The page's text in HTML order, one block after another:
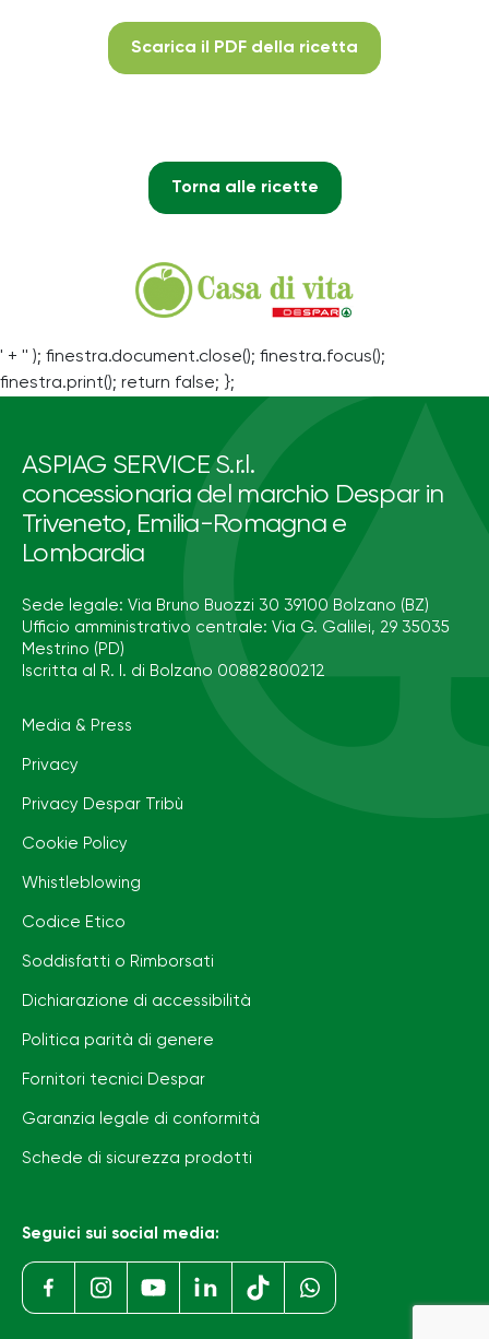
Scarica il PDF della ricetta
Torna alle ricette
' + '' ); finestra.document.close(); finestra.focus();
finestra.print(); return false; };
ASPIAG SERVICE S.r.l.
concessionaria del marchio Despar in
Triveneto, Emilia-Romagna e
Lombardia
Sede legale: Via Bruno Buozzi 30 39100 Bolzano (BZ)
Ufficio amministrativo centrale: Via G. Galilei, 29 35035
Mestrino (PD)
Iscritta al R. I. di Bolzano 00882800212
Media & Press
Privacy
Privacy Despar Tribù
Cookie Policy
Whistleblowing
Codice Etico
Soddisfatti o Rimborsati
Dichiarazione di accessibilità
Politica parità di genere
Fornitori tecnici Despar
Garanzia legale di conformità
Schede di sicurezza prodotti
Seguici sui social media: